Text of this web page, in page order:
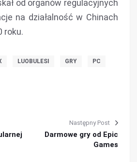
od organów regulacyjnych
na działalność w Chinach
roku.
LUOBULESI GRY PC
Następny Post
Darmowe gry od Epic
Games